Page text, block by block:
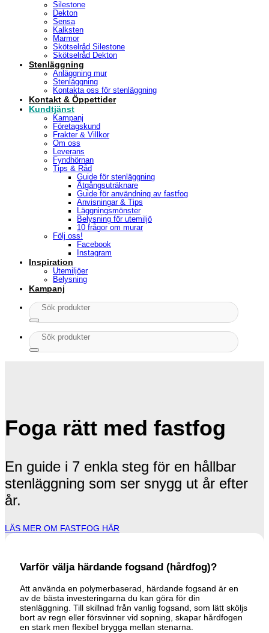
Silestone
Dekton
Sensa
Kalksten
Marmor
Skötselråd Silestone
Skötselråd Dekton
Stenläggning
Anläggning mur
Stenläggning
Kontakta oss för stenläggning
Kontakt & Öppettider
Kundtjänst
Kampanj
Företagskund
Frakter & Villkor
Om oss
Leverans
Fyndhörnan
Tips & Råd
Guide för stenläggning
Åtgångsuträknare
Guide för användning av fastfog
Anvisningar & Tips
Läggningsmönster
Belysning för utemiljö
10 frågor om murar
Följ oss!
Facebook
Instagram
Inspiration
Utemiljöer
Belysning
Kampanj
Sök
efter:
Sök
efter:
Foga rätt med fastfog
En guide i 7 enkla steg för en hållbar
stenläggning som ser snygg ut år efter
år.
LÄS MER OM FASTFOG HÄR
Varför välja härdande fogsand (hårdfog)?
Att använda en polymerbaserad, härdande fogsand är en
av de bästa investeringarna du kan göra för din
stenläggning. Till skillnad från vanlig fogsand, som lätt sköljs
bort av regn eller försvinner vid sopning, skapar hårdfogen
en stark men flexibel brygga mellan stenarna.